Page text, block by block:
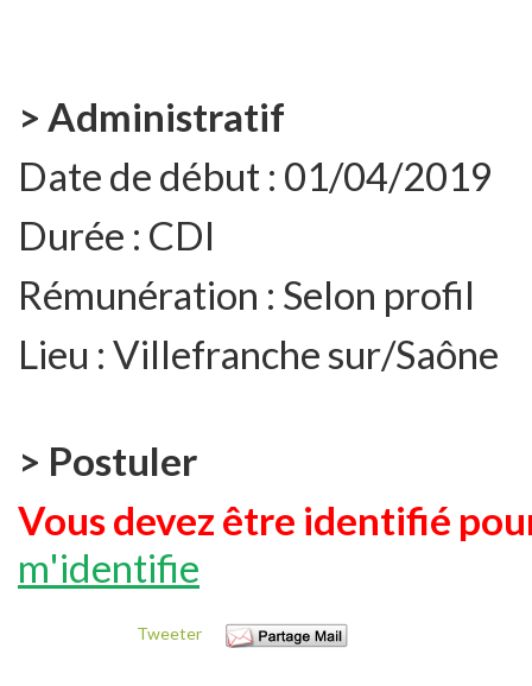
> Administratif
Date de début : 01/04/2019
Durée : CDI
Rémunération : Selon profil
Lieu : Villefranche sur/Saône
> Postuler
Vous devez être identifié
m'identifie
Tweeter